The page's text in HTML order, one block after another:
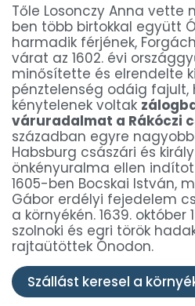
Tőle Losonczy Anna vette
ben több birtokkal együtt
harmadik férjének,
várat az 1602. évi
minősítette és elrendelte
pénztelenség odáig fajult,
kénytelenek voltak
váruradalmat a Rákóczi
században egyre
Habsburg császári és
önkényuralma ellen
1605-ben Bocskai István,
Gábor erdélyi fejedelem
a környékén. 1639.
szolnoki és egri török
rajtaütöttek Ónodon.
Szállást keresel a